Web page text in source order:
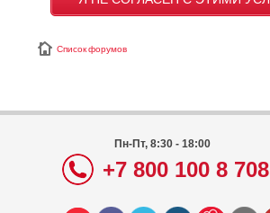
Список форумов
Пн-Пт, 8:30 - 18:00
+7 800 100 8 708